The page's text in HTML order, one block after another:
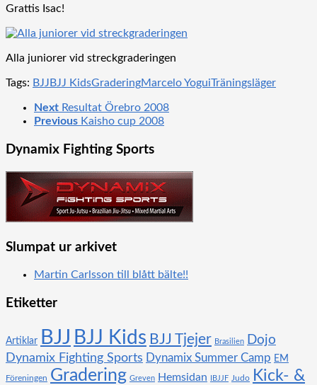
Grattis Isac!
Alla juniorer vid streckgraderingen
Tags: BJJ BJJ KidsGraderingMarcelo YoguiTräningsläger
Next Resultat Örebro 2008
Previous Kaisho cup 2008
Dynamix Fighting Sports
Slumpat ur arkivet
Martin Carlsson till blått bälte!!
Etiketter
Artiklar BJJ BJJ Kids BJJ Tjejer Brasilien Dojo
Dynamix Fighting Sports Dynamix Summer Camp EM
Föreningen Gradering Greven Hemsidan IBJJF Judo
Kick- &